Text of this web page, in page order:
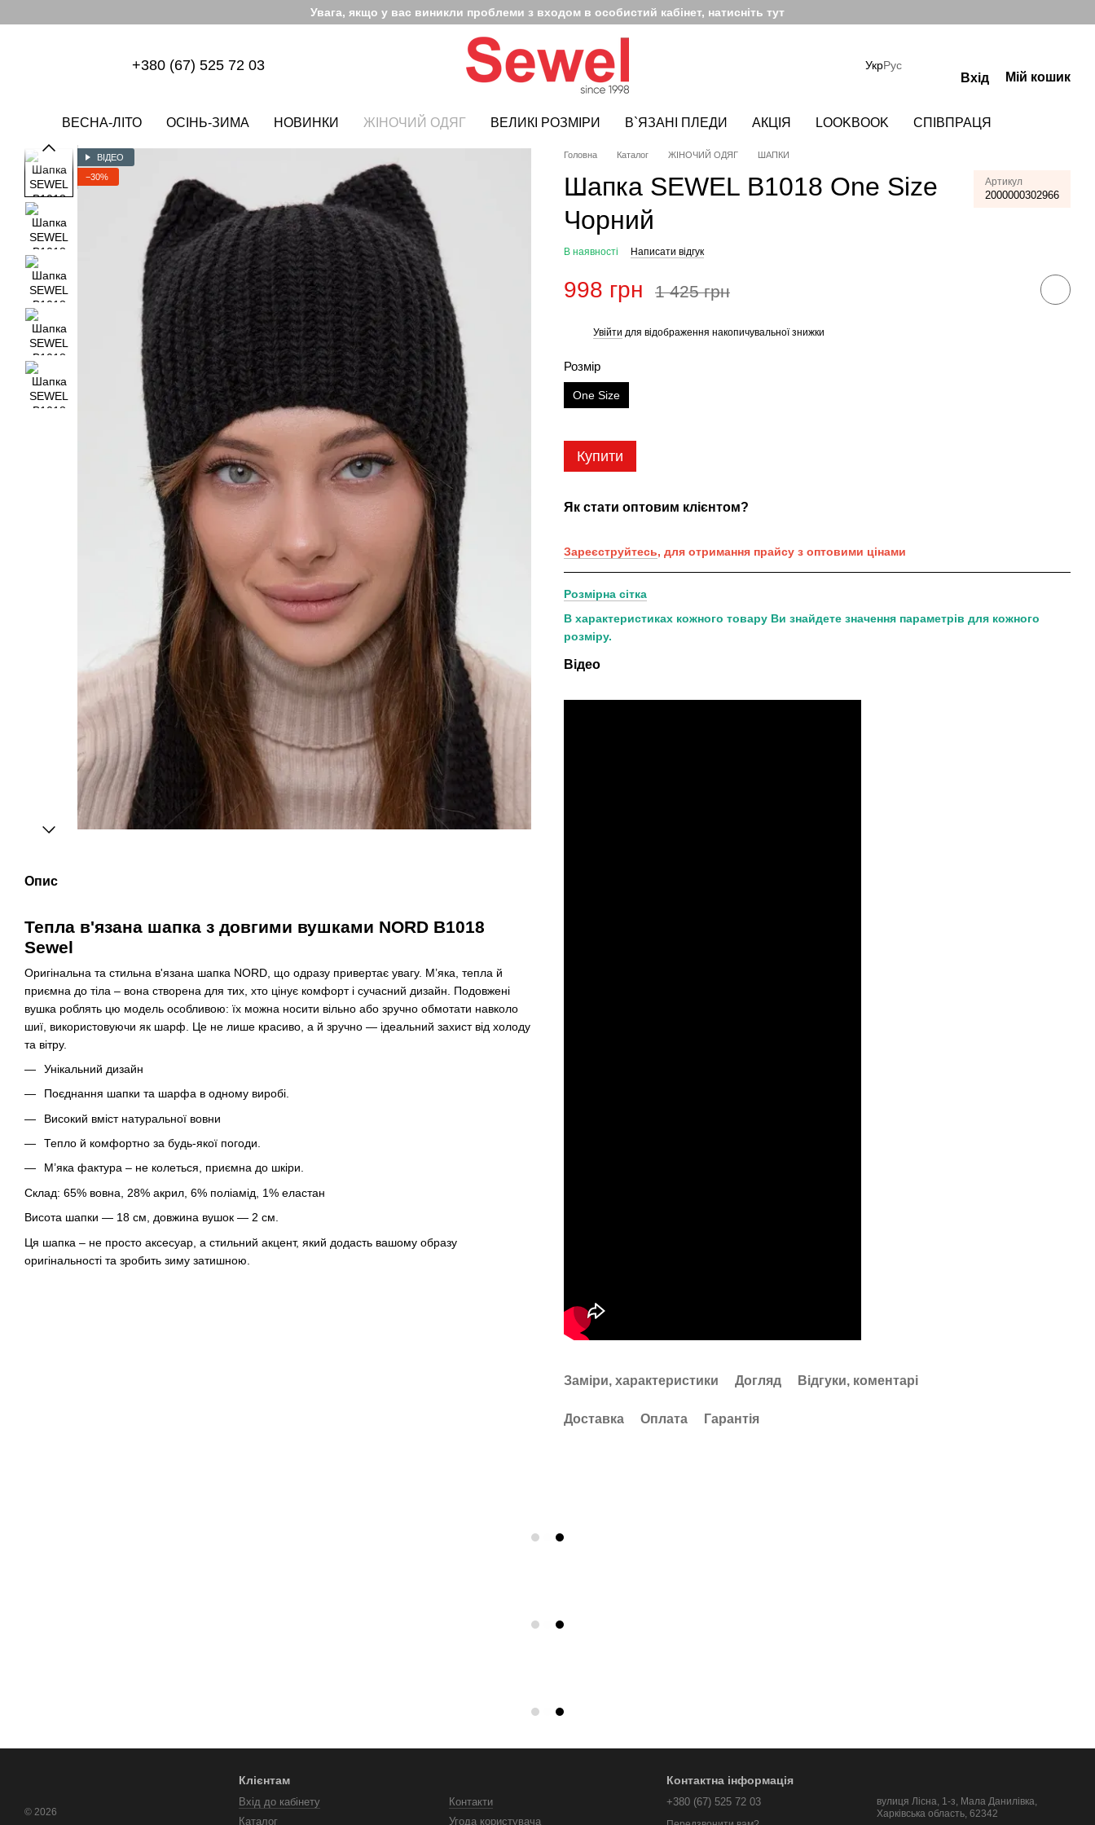
Увага, якщо у вас виникли проблеми з входом в особистий кабінет, натисніть тут
+380 (67) 525 72 03 УкрРус
Вхід Мій кошик
ВЕСНА-ЛІТО ОСІНЬ-ЗИМА НОВИНКИ ЖІНОЧИЙ ОДЯГ ВЕЛИКІ РОЗМІРИ В`ЯЗАНІ ПЛЕДИ АКЦІЯ LOOKBOOK СПІВПРАЦЯ
ВІДЕО
−30%
Опис
Тепла в'язана шапка з довгими вушками NORD B1018
Sewel
Оригінальна та стильна в'язана шапка NORD, що одразу привертає увагу. М’яка, тепла й
приємна до тіла – вона створена для тих, хто цінує комфорт і сучасний дизайн. Подовжені
вушка роблять цю модель особливою: їх можна носити вільно або зручно обмотати навколо
шиї, використовуючи як шарф. Це не лише красиво, а й зручно — ідеальний захист від холоду
та вітру.
Унікальний дизайн
Поєднання шапки та шарфа в одному виробі.
Високий вміст натуральної вовни
Тепло й комфортно за будь-якої погоди.
М’яка фактура – не колеться, приємна до шкіри.
Склад: 65% вовна, 28% акрил, 6% поліамід, 1% еластан
Висота шапки — 18 см, довжина вушок — 2 см.
Ця шапка – не просто аксесуар, а стильний акцент, який додасть вашому образу
оригінальності та зробить зиму затишною.
Головна Каталог ЖІНОЧИЙ ОДЯГ ШАПКИ
Шапка SEWEL B1018 One Size
Чорний
Артикул
2000000302966
В наявності Написати відгук
998 грн 1 425 грн
Увійти для відображення накопичувальної знижки
Розмір
One Size
Купити
Як стати оптовим клієнтом?
Зареєструйтесь, для отримання прайсу з оптовими цінами
Розмірна сітка
В характеристиках кожного товару Ви знайдете значення параметрів для кожного
розміру.
Відео
Заміри, характеристики Догляд Відгуки, коментарі
Доставка Оплата Гарантія
© 2026
Клієнтам
Вхід до кабінету
Каталог
Контакти
Угода користувача
Контактна інформація
+380 (67) 525 72 03
вулиця Лісна, 1-з, Мала Данилівка,
Харківська область, 62342